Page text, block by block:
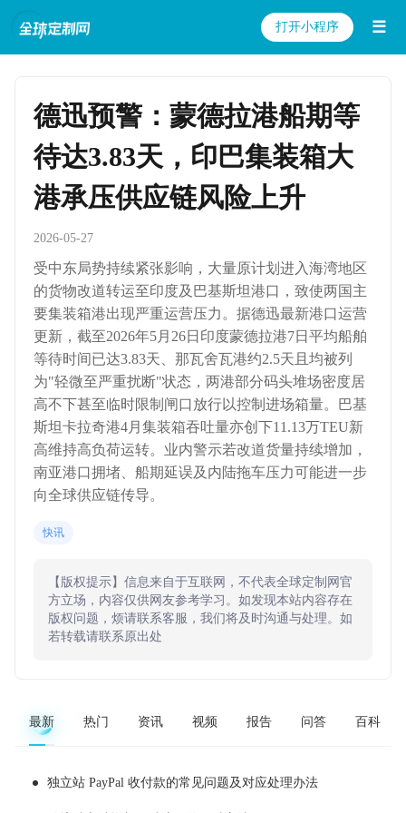
打开小程序 ☰
德迅预警：蒙德拉港船期等
待达3.83天，印巴集装箱大
港承压供应链风险上升
2026-05-27
受中东局势持续紧张影响，大量原计划进入海湾地区
的货物改道转运至印度及巴基斯坦港口，致使两国主
要集装箱港出现严重运营压力。据德迅最新港口运营
更新，截至2026年5月26日印度蒙德拉港7日平均船舶
等待时间已达3.83天、那瓦舍瓦港约2.5天且均被列
为"轻微至严重扰断"状态，两港部分码头堆场密度居
高不下甚至临时限制闸口放行以控制进场箱量。巴基
斯坦卡拉奇港4月集装箱吞吐量亦创下11.13万TEU新
高维持高负荷运转。业内警示若改道货量持续增加，
南亚港口拥堵、船期延误及内陆拖车压力可能进一步
向全球供应链传导。
快讯
【版权提示】信息来自于互联网，不代表全球定制网官
方立场，内容仅供网友参考学习。如发现本站内容存在
版权问题，烦请联系客服，我们将及时沟通与处理。如
若转载请联系原出处
最新 热门 资讯 视频 报告 问答 百科
独立站 PayPal 收付款的常见问题及对应处理办法